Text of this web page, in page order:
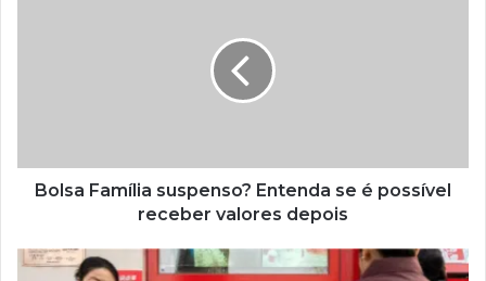
Bolsa Família suspenso? Entenda se é possível
receber valores depois